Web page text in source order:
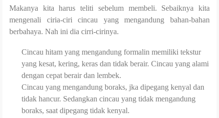
Makanya kita harus teliti sebelum membeli. Sebaiknya kita
mengenali ciria-ciri cincau yang mengandung bahan-bahan
berbahaya. Nah ini dia cirri-cirinya.
Cincau hitam yang mengandung formalin memiliki tekstur
yang kesat, kering, keras dan tidak berair. Cincau yang alami
dengan cepat berair dan lembek.
Cincau yang mengandung boraks, jka dipegang kenyal dan
tidak hancur. Sedangkan cincau yang tidak mengandung
boraks, saat dipegang tidak kenyal.